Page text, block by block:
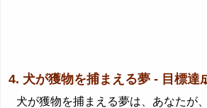
4. 犬が獲物を捕まえる夢 - 目標達
犬が獲物を捕まえる夢は、あなたが